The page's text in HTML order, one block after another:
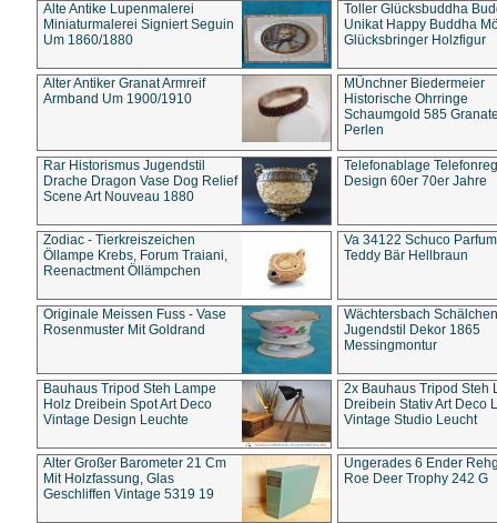
Alte Antike Lupenmalerei
Miniaturmalerei Signiert Seguin
Um 1860/1880
Toller Glücksbuddha
Unikat Happy Buddha
Glücksbringer Holzfigur
Alter Antiker Granat Armreif
Armband Um 1900/1910
MÜnchner Biedermeier
Historische Ohrringe
Schaumgold 585
Perlen
Rar Historismus Jugendstil
Drache Dragon Vase Dog Relief
Scene Art Nouveau 1880
Telefonablage
Design 60er 70er Jahre
Zodiac - Tierkreiszeichen
Öllampe Krebs, Forum Traiani,
Reenactment Öllämpchen
Va 34122 Schuco
Teddy Bär Hellbraun
Originale Meissen Fuss - Vase
Rosenmuster Mit Goldrand
Wächtersbach Schälchen
Jugendstil Dekor 1865
Messingmontur
Bauhaus Tripod Steh Lampe
Holz Dreibein Spot Art Deco
Vintage Design Leuchte
2x Bauhaus Tripod Steh
Dreibein Stativ Art Deco
Vintage Studio Leucht
Alter Großer Barometer 21 Cm
Mit Holzfassung, Glas
Geschliffen Vintage 5319 19
Ungerades 6 Ender
Roe Deer Trophy 242 G